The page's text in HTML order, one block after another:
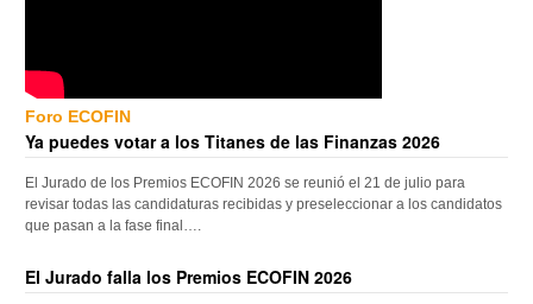
Foro ECOFIN
Ya puedes votar a los Titanes de las Finanzas 2026
El Jurado de los Premios ECOFIN 2026 se reunió el 21 de julio para
revisar todas las candidaturas recibidas y preseleccionar a los candidatos
que pasan a la fase final….
El Jurado falla los Premios ECOFIN 2026